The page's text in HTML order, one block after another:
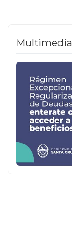
Multimedia